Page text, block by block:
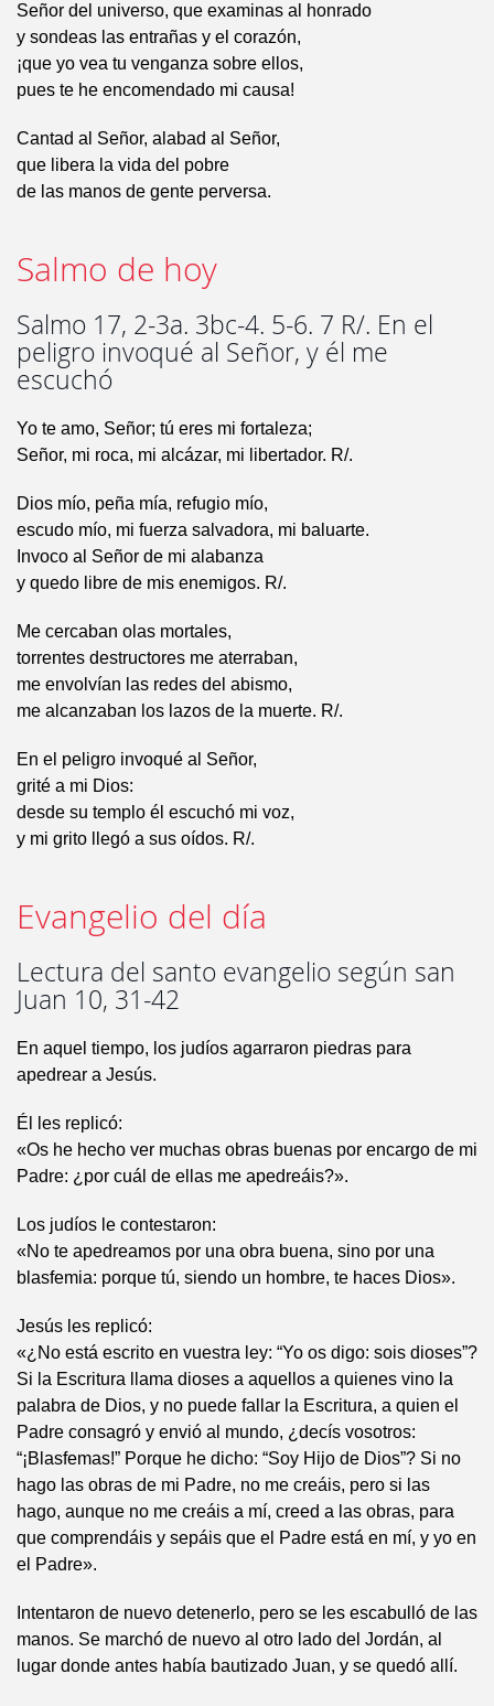
Señor del universo, que examinas al honrado
y sondeas las entrañas y el corazón,
¡que yo vea tu venganza sobre ellos,
pues te he encomendado mi causa!
Cantad al Señor, alabad al Señor,
que libera la vida del pobre
de las manos de gente perversa.
Salmo de hoy
Salmo 17, 2-3a. 3bc-4. 5-6. 7 R/. En el
peligro invoqué al Señor, y él me
escuchó
Yo te amo, Señor; tú eres mi fortaleza;
Señor, mi roca, mi alcázar, mi libertador. R/.
Dios mío, peña mía, refugio mío,
escudo mío, mi fuerza salvadora, mi baluarte.
Invoco al Señor de mi alabanza
y quedo libre de mis enemigos. R/.
Me cercaban olas mortales,
torrentes destructores me aterraban,
me envolvían las redes del abismo,
me alcanzaban los lazos de la muerte. R/.
En el peligro invoqué al Señor,
grité a mi Dios:
desde su templo él escuchó mi voz,
y mi grito llegó a sus oídos. R/.
Evangelio del día
Lectura del santo evangelio según san
Juan 10, 31-42
En aquel tiempo, los judíos agarraron piedras para
apedrear a Jesús.
Él les replicó:
«Os he hecho ver muchas obras buenas por encargo de mi
Padre: ¿por cuál de ellas me apedreáis?».
Los judíos le contestaron:
«No te apedreamos por una obra buena, sino por una
blasfemia: porque tú, siendo un hombre, te haces Dios».
Jesús les replicó:
«¿No está escrito en vuestra ley: “Yo os digo: sois dioses”?
Si la Escritura llama dioses a aquellos a quienes vino la
palabra de Dios, y no puede fallar la Escritura, a quien el
Padre consagró y envió al mundo, ¿decís vosotros:
“¡Blasfemas!” Porque he dicho: “Soy Hijo de Dios”? Si no
hago las obras de mi Padre, no me creáis, pero si las
hago, aunque no me creáis a mí, creed a las obras, para
que comprendáis y sepáis que el Padre está en mí, y yo en
el Padre».
Intentaron de nuevo detenerlo, pero se les escabulló de las
manos. Se marchó de nuevo al otro lado del Jordán, al
lugar donde antes había bautizado Juan, y se quedó allí.